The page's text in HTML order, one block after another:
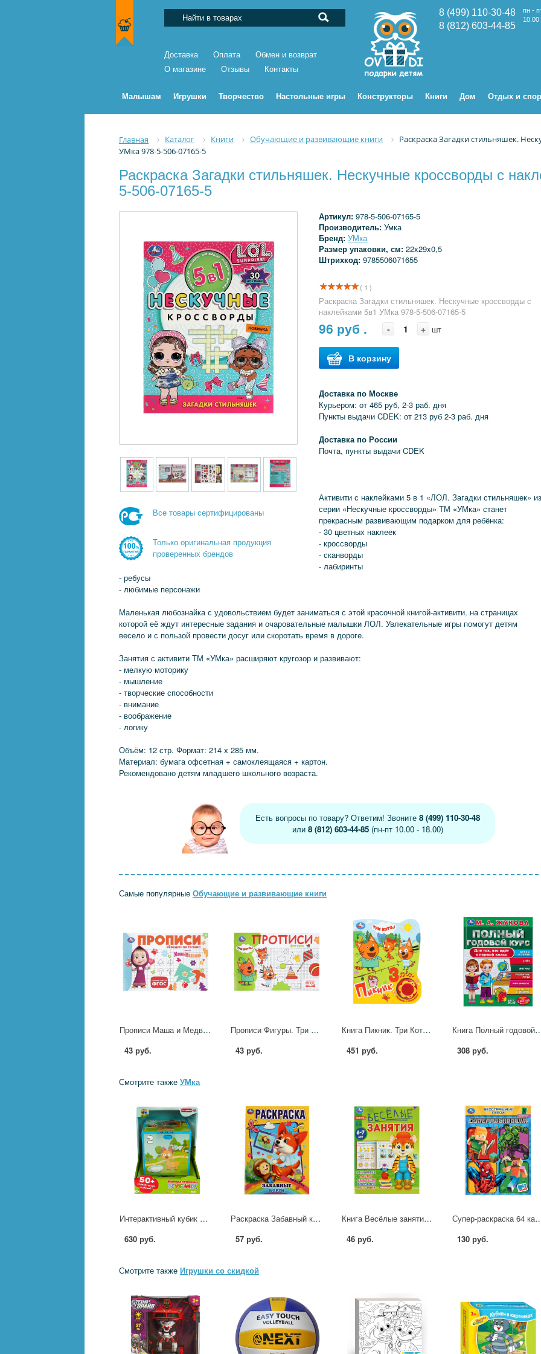
Доставка Оплата
Обмен и возврат
О магазине
Отзывы Контакты
8 (499) 110-30-48
пн -
10.00
8 (812) 603-44-85
Малышам Игрушки Творчество Настольные игры Конструкторы Книги Дом Отдых и
Главная Каталог Книги Обучающие и развивающие книги
Раскраска Загадки стильняшек.
УМка 978-5-506-07165-5
Раскраска Загадки стильняшек. Нескучные кроссворды с
5-506-07165-5
Все товары сертифицированы
Только оригинальная продукция
проверенных брендов
Артикул:978-5-506-07165-5
Производитель:Умка
Бренд:УМка
Размер упаковки, см:22x29x0,5
Штрихкод:9785506071655
( 1 )
Раскраска Загадки стильняшек. Нескучные кроссворды с
наклейками 5в1 УМка 978-5-506-07165-5
96 руб . - + шт
В корзину
Доставка по Москве
Курьером: от 465 руб, 2-3 раб. дня
Пункты выдачи CDEK: от 213 руб 2-3 раб. дня
Доставка по России
Почта, пункты выдачи CDEK
Активити с наклейками 5 в 1 «ЛОЛ. Загадки стильняшек» из
серии «Нескучные кроссворды» ТМ «УМка» станет
прекрасным развивающим подарком для ребёнка:
- 30 цветных наклеек
- кроссворды
- сканворды
- лабиринты
- ребусы
- любимые персонажи
Маленькая любознайка с удовольствием будет заниматься с этой красочной книгой-активити, на страницах
которой её ждут интересные задания и очаровательные малышки ЛОЛ. Увлекательные игры помогут детям
весело и с пользой провести досуг или скоротать время в дороге.
Занятия с активити ТМ «УМка» расширяют кругозор и развивают:
- мелкую моторику
- мышление
- творческие способности
- внимание
- воображение
- логику
Объём: 12 стр. Формат: 214 х 285 мм.
Материал: бумага офсетная + самоклеящаяся + картон.
Рекомендовано детям младшего школьного возраста.
Есть вопросы по товару? Ответим! Звоните 8 (499) 110-30-48
или 8 (812) 603-44-85(пн-пт 10.00 - 18.00)
Самые популярные Обучающие и развивающие книги
Прописи Маша и Медведь. Обводим по точкам, 16 стр. УМка 978-5-506-11354-6
43 руб.
Прописи Фигуры. Три кота, 16 стр. УМка 978-5-506-11245-7
43 руб.
Книга Пикник. Три Кота (1 кн. 3 пес. с огоньками) УМка 9785506028338 (30) (30)
451 руб.
Книга Полный годовой курс. Для тех, кто идёт в первый
308 руб.
Смотрите также УМка
Интерактивный кубик Синий трактор 50 стихов, песен и звуков Умка HT1221-R
630 руб.
Раскраска Забавный корги Умка 978-5-506-07443-4
57 руб.
Книга Весёлые занятия, 6-7 лет. Умка 978-5-506-08561-4
46 руб.
Супер-раскраска 64 картинки, 64 стр.
130 руб.
Смотрите также Игрушки со скидкой